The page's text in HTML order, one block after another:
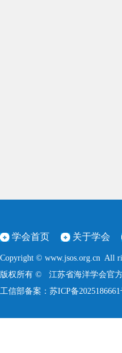
学会首页 关于学会
Copyright © www.jsos.org.cn All
版权所有 © 江苏省海洋学会官
工信部备案： 苏ICP备2025186661